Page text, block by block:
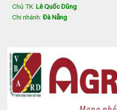
Chủ TK: Lê Quốc Dũng
Chi nhánh: Đà Nẵng